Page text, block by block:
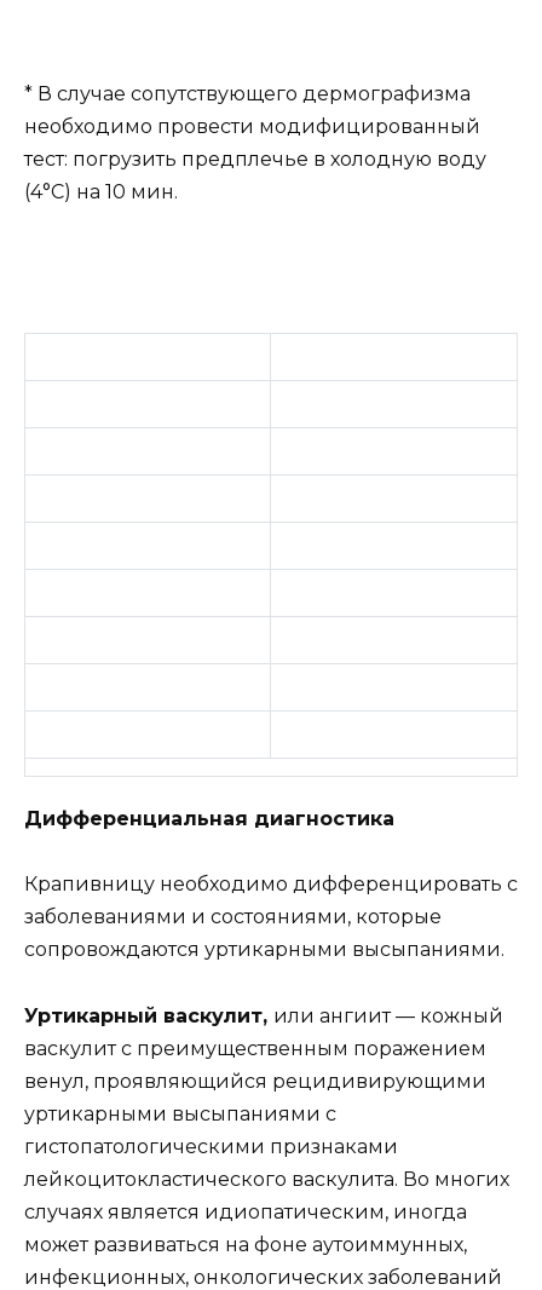
* В случае сопутствующего дермографизма
необходимо провести модифицированный
тест: погрузить предплечье в холодную воду
(4°С) на 10 мин.
Дифференциальная диагностика
Крапивницу необходимо дифференцировать с
заболеваниями и состояниями, которые
сопровождаются уртикарными высыпаниями.
Уртикарный васкулит, или ангиит — кожный
васкулит с преимущественным поражением
венул, проявляющийся рецидивирующими
уртикарными высыпаниями с
гистопатологическими признаками
лейкоцитокластического васкулита. Во многих
случаях является идиопатическим, иногда
может развиваться на фоне аутоиммунных,
инфекционных, онкологических заболеваний